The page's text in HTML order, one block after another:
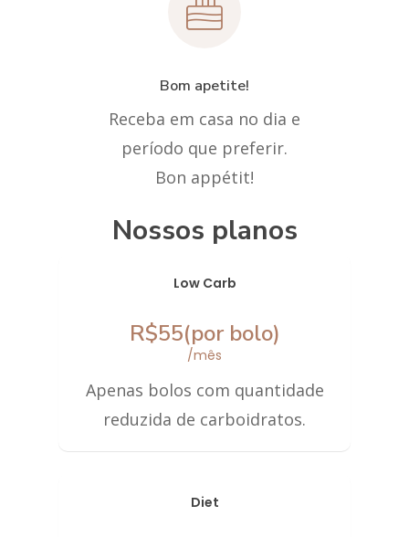
Bom apetite!
Receba em casa no dia e
período que preferir.
Bon appétit!
Nossos planos
Low Carb
R$55(por bolo)
/mês
Apenas bolos com quantidade
reduzida de carboidratos.
Diet
Low Carb
Assinatura
Contato